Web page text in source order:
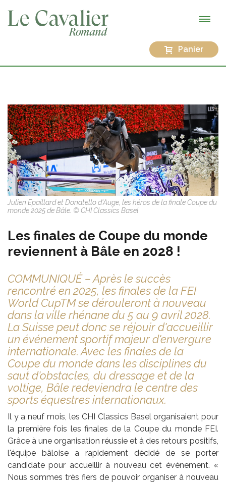
Panier
Julien Epaillard et Donatello d'Auge, les héros de la finale Coupe du
monde 2025 de Bâle. © CHI Classics Basel
Les finales de Coupe du monde
reviennent à Bâle en 2028 !
COMMUNIQUÉ – Après le succès
rencontré en 2025, les finales de la FEI
World CupTM se dérouleront à nouveau
dans la ville rhénane du 5 au 9 avril 2028.
La Suisse peut donc se réjouir d'accueillir
un événement sportif majeur d'envergure
internationale. Avec les finales de la
Coupe du monde dans les disciplines du
saut d'obstacles, du dressage et de la
voltige, Bâle redeviendra le centre des
sports équestres internationaux.
Il y a neuf mois, les CHI Classics Basel organisaient pour
la première fois les finales de la Coupe du monde FEI.
Grâce à une organisation réussie et à des retours positifs,
l'équipe bâloise a rapidement décidé de se porter
candidate pour accueillir à nouveau cet événement. «
Nous sommes très fiers de pouvoir organiser à nouveau